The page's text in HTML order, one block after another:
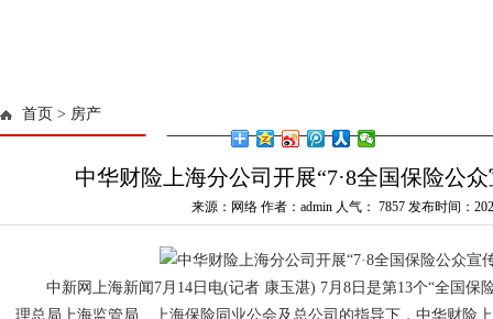
首页 > 房产
中华财险上海分公司开展“7·8全国保险公
来源：网络 作者：admin 人气： 7857 发布时间：
中新网上海新闻7月14日电(记者 康玉湛) 7月8日是第13个“全国保
理总局上海监管局、上海保险同业公会及总公司的指导下，中华财险